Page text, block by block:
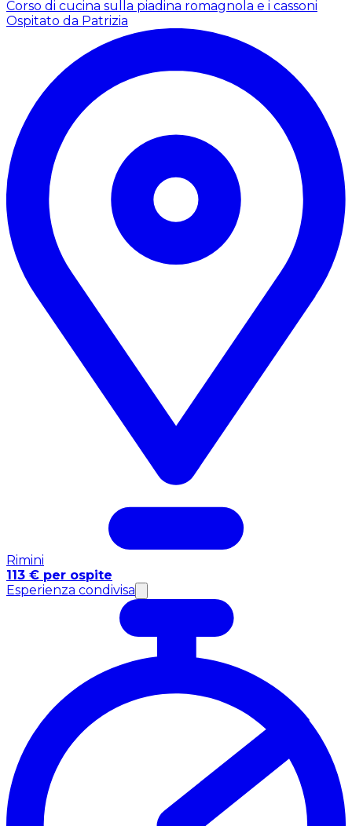
Corso di cucina sulla piadina romagnola e i cassoni
Ospitato da Patrizia
Rimini
113 € per ospite
Esperienza condivisa